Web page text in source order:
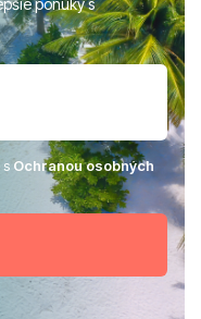
ponuky s
sOchranou osobných